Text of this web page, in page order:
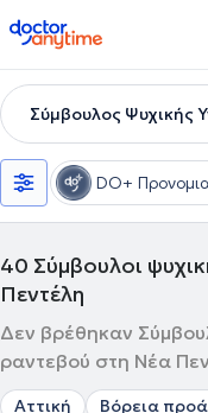
doctoranytime
Σύμβουλος Ψυχικής
DO+
40 Σύμβουλοι
Πεντέλη
Δεν βρέθηκαν
ραντεβού στη Νέα
Αττική Βόρεια